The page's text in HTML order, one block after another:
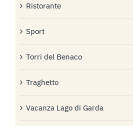
Ristorante
Sport
Torri del Benaco
Traghetto
Vacanza Lago di Garda